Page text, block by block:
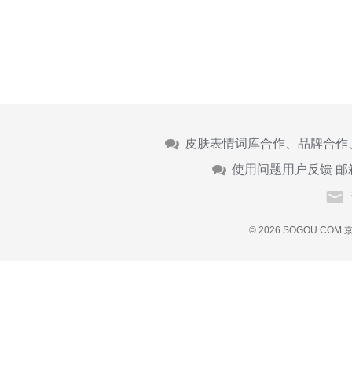
皮肤表情词库合作、品牌合
使用问题用户反馈 邮
© 2026 SOGOU.COM